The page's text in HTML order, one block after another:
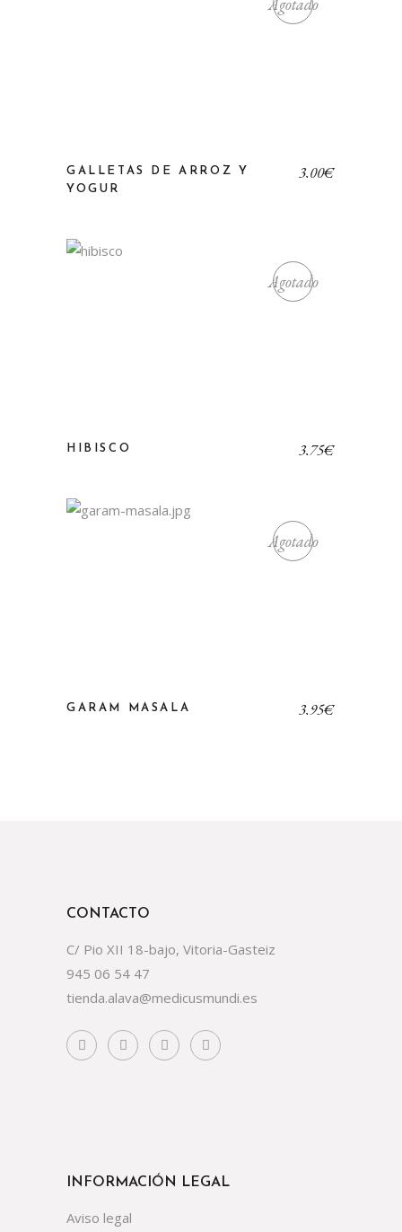
GALLETAS DE ARROZ Y
YOGUR
3,00€
Agotado
HIBISCO 3,75€
Agotado
GARAM MASALA 3,95€
CONTACTO
C/ Pio XII 18-bajo, Vitoria-Gasteiz
945 06 54 47
tienda.alava@medicusmundi.es
INFORMACIÓN LEGAL
Aviso legal